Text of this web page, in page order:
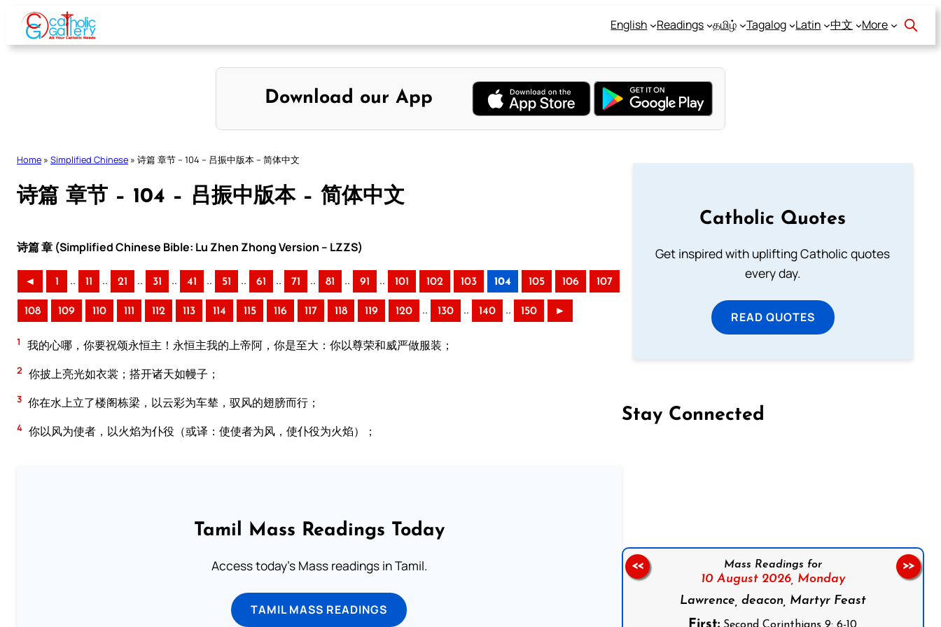
Skip
content
English Readings தமிழ் Tagalog Latin 中文 More
Download our App
Home » Simplified Chinese » 诗篇 章节 – 104 – 吕振中版本 – 简体中文
诗篇 章节 – 104 – 吕振中版本 – 简体中文
诗篇 章 (Simplified Chinese Bible: Lu Zhen Zhong Version – LZZS)
◄ 1 .. 11 .. 21 .. 31 .. 41 .. 51 .. 61 .. 71 .. 81 .. 91 .. 101 102 103 104 105 106 107
108 109 110 111 112 113 114 115 116 117 118 119 120 .. 130 .. 140 .. 150 ►
1 我的心哪，你要祝颂永恒主！永恒主我的上帝阿，你是至大：你以尊荣和威严做服装；
2 你披上亮光如衣裳；搭开诸天如幔子；
3 你在水上立了楼阁栋梁，以云彩为车辇，驭风的翅膀而行；
4 你以风为使者，以火焰为仆役（或译：使使者为风，使仆役为火焰）；
Tamil Mass Readings Today
Access today's Mass readings in Tamil.
TAMIL MASS READINGS
Catholic Quotes
Get inspired with uplifting Catholic quotes
every day.
READ QUOTES
Stay Connected
Mass Readings for
10 August 2026, Monday
Lawrence, deacon, Martyr Feast
Second Corinthians 9: 6-10
<< >>